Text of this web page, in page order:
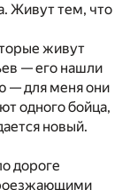
Живут тем, что
живут
— его нашли
— для меня они
одного бойца,
новый.
дороге